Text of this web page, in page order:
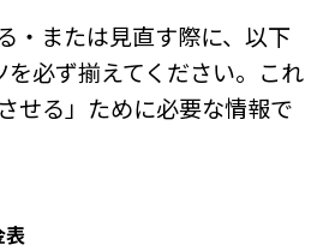
・または見直す際に、以下
必ず揃えてください。これ
せる」ために必要な情報で
表